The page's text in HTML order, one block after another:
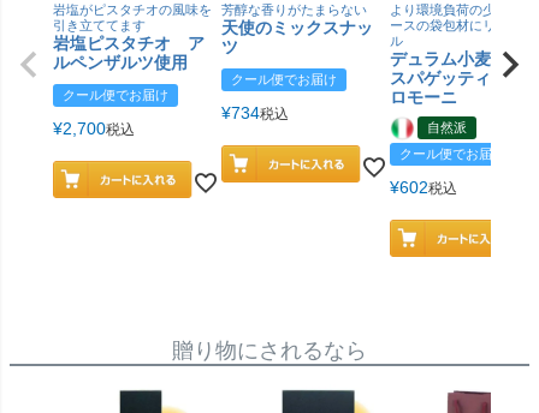
岩塩がピスタチオの風味を
引き立ててます
岩塩ピスタチオ ア
ルペンザルツ使用
クール便でお届け
¥2,700税込
芳醇な香りがたまらない
天使のミックスナッ
ツ
クール便でお届け
¥734税込
より環境負荷の少ない紙
ースの袋包材にリニュー
ル
デュラム小麦 有
スパゲッティ／ジ
ロモーニ
自然派
クール便でお届け
¥602税込
贈り物にされるなら